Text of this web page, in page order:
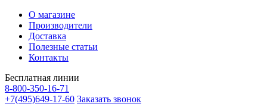
О магазине
Производители
Доставка
Полезные статьи
Контакты
Бесплатная линии
8-800-350-16-71
+7(495)649-17-60 Заказать звонок